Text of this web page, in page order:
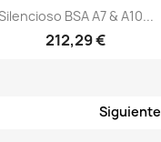
Vista rápida
BSA A7 & A10...
212,29 €
Siguiente